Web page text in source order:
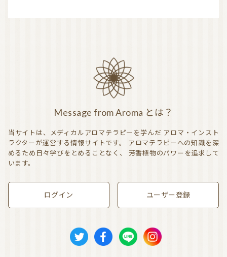
Message from Aroma とは？
当サイトは、メディカルアロマテラピーを学んだ アロマ・インスト
ラクターが運営する情報サイトです。
アロマテラピーへの知識を深
めるため日々学びをとめることなく、
芳香植物のパワーを追求して
います。
ログイン ユーザー登録